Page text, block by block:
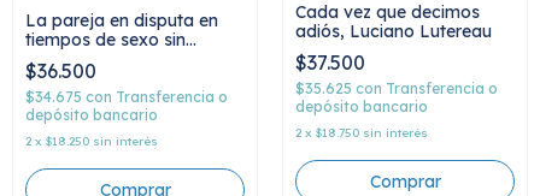
La pareja en disputa en
tiempos de sexo sin
erotismo, Luciano
Lutereau
$36.500
$34.675 con Transferencia o
depósito bancario
2 x $18.250 sin interés
Cada vez que decimos
adiós, Luciano Lutereau
$37.500
$35.625 con Transferencia o
depósito bancario
2 x $18.750 sin interés